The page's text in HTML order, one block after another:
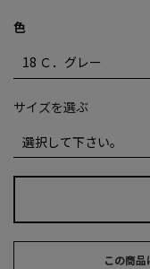
色
サイズを選ぶ
この商